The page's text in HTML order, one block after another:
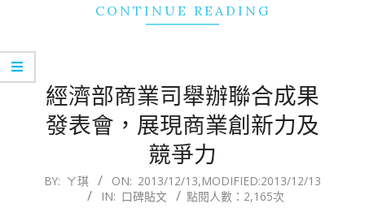
CONTINUE READING
經濟部商業司舉辦聯合成果
發表會，展現商業創新力及
競爭力
2013-
BY: ㄚ琪 ON: 2013/12/13,MODIFIED:2013/12/13
IN: 口碑貼文 點閱人數：2,165次